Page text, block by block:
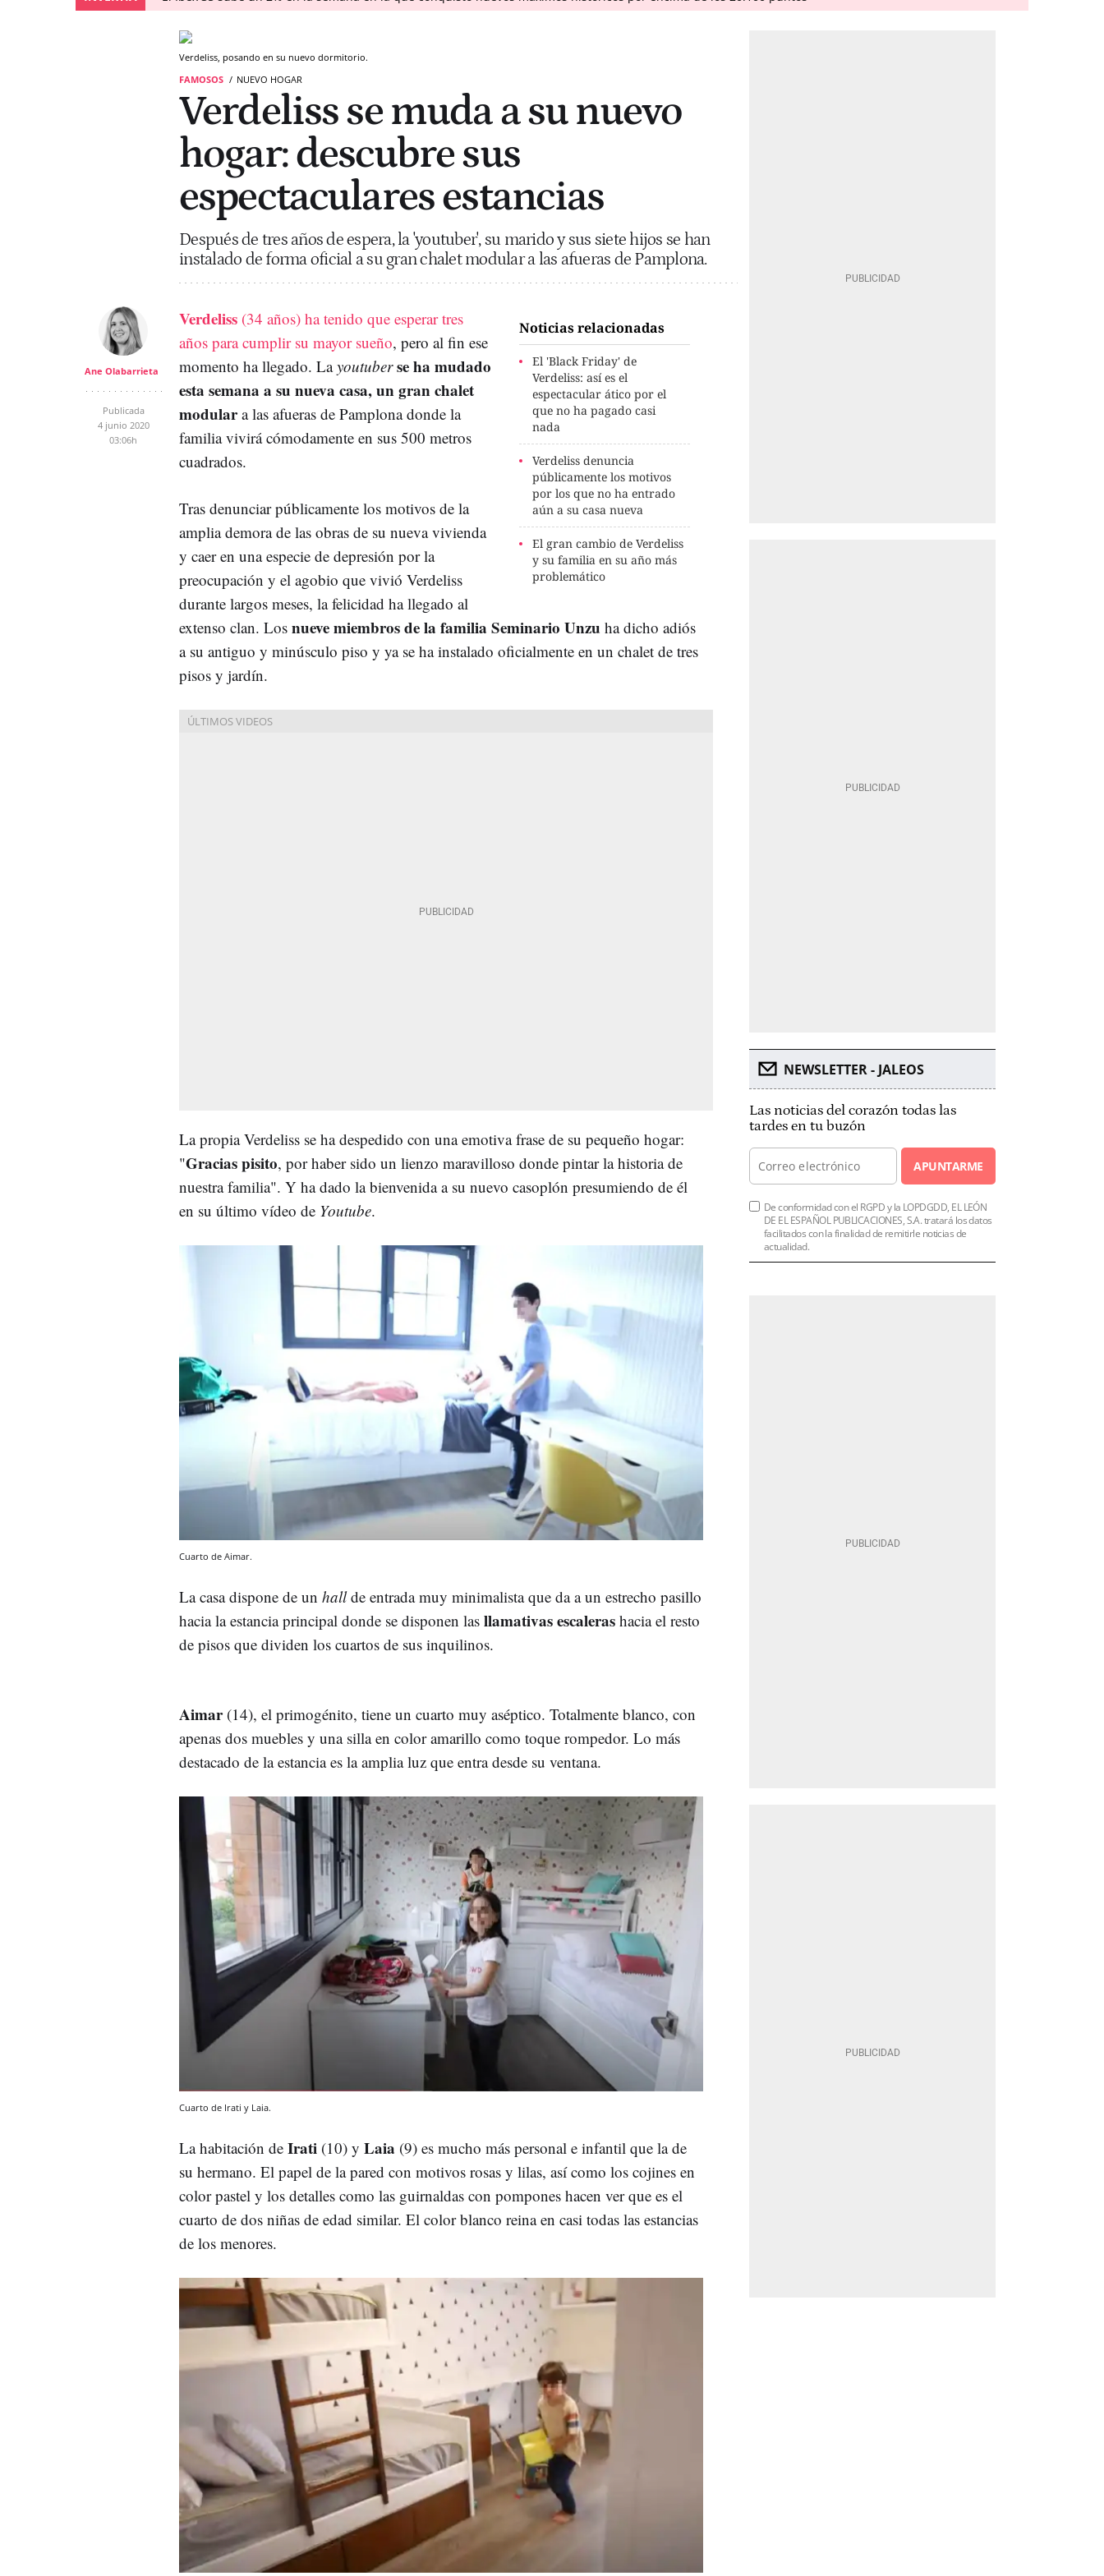
Verdeliss, posando en su nuevo dormitorio.
FAMOSOS
NUEVO HOGAR
Verdeliss se muda a su nuevo
hogar: descubre sus
espectaculares estancias
Después de tres años de espera, la 'youtuber', su marido y sus siete hijos se han
instalado de forma oficial a su gran chalet modular a las afueras de Pamplona.
Ane Olabarrieta
Publicada
4 junio 2020
03:06h
Noticias relacionadas
El 'Black Friday' de
Verdeliss: así es el
espectacular ático por el
que no ha pagado casi
nada
Verdeliss denuncia
públicamente los motivos
por los que no ha entrado
aún a su casa nueva
El gran cambio de Verdeliss
y su familia en su año más
problemático
Verdeliss (34 años) ha tenido que esperar tres
años para cumplir su mayor sueño, pero al fin ese
momento ha llegado. Layoutuber se ha mudado
esta semana a su nueva casa, un gran chalet
modulara las afueras de Pamplona donde la
familia vivirá cómodamente en sus 500 metros
cuadrados.
Tras denunciar públicamente los motivos de la
amplia demora de las obras de su nueva vivienda
y caer en una especie de depresión por la
preocupación y el agobio que vivió Verdeliss
durante largos meses, la felicidad ha llegado al
extenso clan. Los nueve miembros de la familia Seminario Unzu ha dicho adiós
a su antiguo y minúsculo piso y ya se ha instalado oficialmente en un chalet de tres
pisos y jardín.
La propia Verdeliss se ha despedido con una emotiva frase de su pequeño hogar:
"Gracias pisito, por haber sido un lienzo maravilloso donde pintar la historia de
nuestra familia". Y ha dado la bienvenida a su nuevo casoplón presumiendo de él
en su último vídeo de Youtube.
Cuarto de Aimar.
La casa dispone de un hallde entrada muy minimalista que da a un estrecho pasillo
hacia la estancia principal donde se disponen las llamativas escaleras hacia el resto
de pisos que dividen los cuartos de sus inquilinos.
Aimar(14), el primogénito, tiene un cuarto muy aséptico. Totalmente blanco, con
apenas dos muebles y una silla en color amarillo como toque rompedor. Lo más
destacado de la estancia es la amplia luz que entra desde su ventana.
Cuarto de Irati y Laia.
La habitación de Irati (10) y Laia (9) es mucho más personal e infantil que la de
su hermano. El papel de la pared con motivos rosas y lilas, así como los cojines en
color pastel y los detalles como las guirnaldas con pompones hacen ver que es el
cuarto de dos niñas de edad similar. El color blanco reina en casi todas las estancias
de los menores.
NEWSLETTER - JALEOS
Las noticias del corazón todas las
tardes en tu buzón
APUNTARME
De conformidad con el RGPD y la LOPDGDD, EL LEÓN
DE EL ESPAÑOL PUBLICACIONES, S.A. tratará los datos
facilitados con la finalidad de remitirle noticias de
actualidad.